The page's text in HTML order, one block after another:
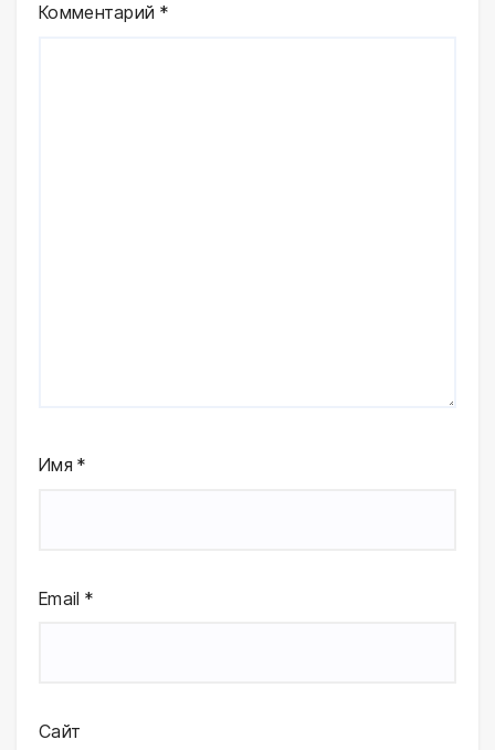
Комментарий *
Имя*
Email *
Сайт